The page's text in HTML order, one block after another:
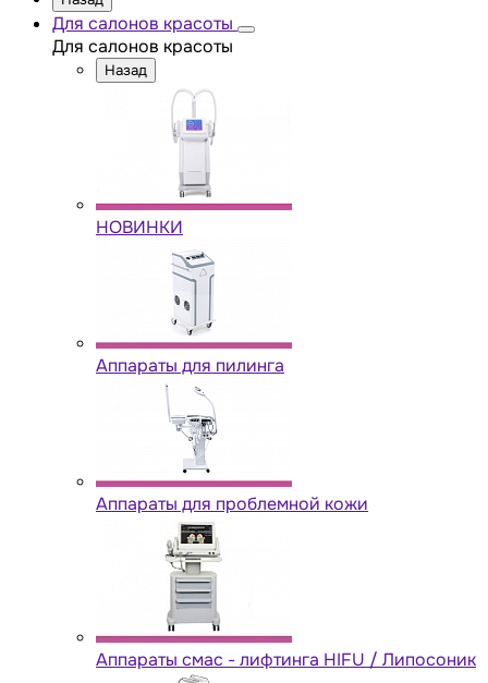
Для салонов красоты
Для салонов красоты
Назад
НОВИНКИ
Аппараты для пилинга
Аппараты для проблемной кожи
Аппараты cмас - лифтинга HIFU / Липосоник